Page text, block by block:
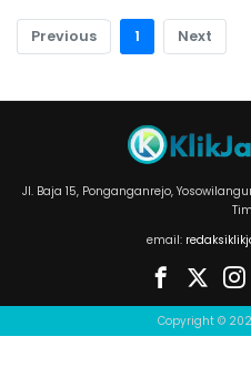
Previous 1 Next
Jl. Baja 15, Ponganganrejo,
email:
Copyright ©